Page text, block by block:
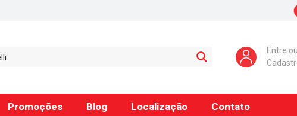
Entre ou
Promoções Blog Localização Contato